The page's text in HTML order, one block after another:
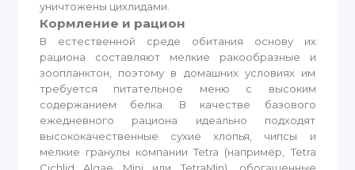
уничтожены цихлидами.
Кормление и рацион
В естественной среде обитания основу их
рациона составляют мелкие ракообразные и
зоопланктон, поэтому в домашних условиях им
требуется питательное меню с высоким
содержанием белка. В качестве базового
ежедневного рациона идеально подходят
высококачественные сухие хлопья, чипсы и
мелкие гранулы компании Tetra (например, Tetra